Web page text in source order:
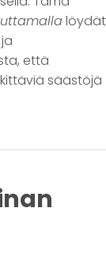
löydät
että
säästöjä